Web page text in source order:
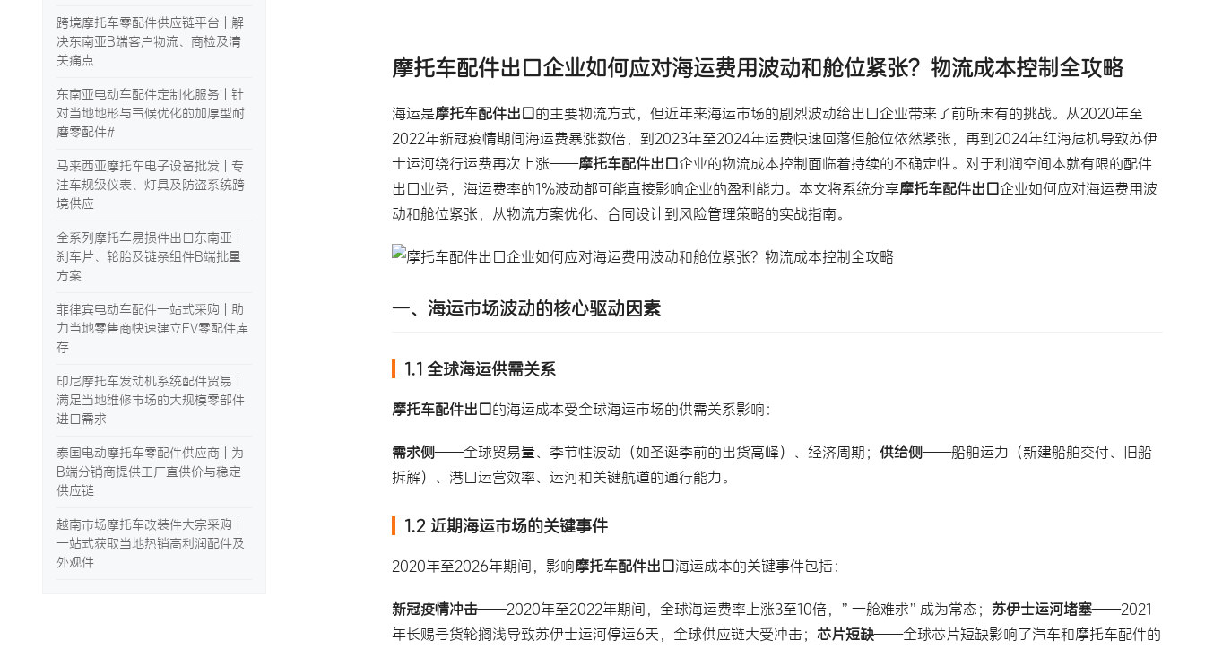
摩托车配件出口企业如何应对海运费用波动和舱位紧张？ 物流成本控制全攻略
海运是摩托车配件出口的主要物流方式，但近年来海运市场的剧烈波动给出口企业带来了前所未有的挑战。从2020年至
2022年新冠疫情期间海运费暴涨数倍，到2023年至2024年运费快速回落但舱位依然紧张，再到2024年红海危机导致苏伊
士运河绕行运费再次上涨——摩托车配件出口企业的物流成本控制面临着持续的不确定性。对于利润空间本就有限的配件
出口业务，海运费率的1%波动都可能直接影响企业的盈利能力。本文将系统分享摩托车配件出口企业如何应对海运费用波
动和舱位紧张，从物流方案优化、合同设计到风险管理策略的实战指南。
一、海运市场波动的核心驱动因素
1.1 全球海运供需关系
摩托车配件出口的海运成本受全球海运市场的供需关系影响：
需求侧——全球贸易量、季节性波动（如圣诞季前的出货高峰）、经济周期； 供给侧——船舶运力（新建船舶交付、旧船
拆解）、港口运营效率、运河和关键航道的通行能力。
1.2 近期海运市场的关键事件
2020年至2026年期间，影响摩托车配件出口海运成本的关键事件包括：
新冠疫情冲击——2020年至2022年期间，全球海运费率上涨3至10倍，”一舱难求”成为常态； 苏伊士运河堵塞——2021
年长赐号货轮搁浅导致苏伊士运河停运6天，全球供应链大受冲击； 芯片短缺——全球芯片短缺影响了汽车和摩托车配件的
跨境摩托车零配件供应链平台 | 解
决东南亚B端客户物流、商检及清
关痛点
东南亚电动车配件定制化服务 | 针
对当地地形与气候优化的加厚型耐
磨零配件#
马来西亚摩托车电子设备批发 | 专
注车规级仪表、灯具及防盗系统跨
境供应
全系列摩托车易损件出口东南亚 |
刹车片、轮胎及链条组件B端批量
方案
菲律宾电动车配件一站式采购 | 助
力当地零售商快速建立EV零配件库
存
印尼摩托车发动机系统配件贸易 |
满足当地维修市场的大规模零部件
进口需求
泰国电动摩托车零配件供应商 | 为
B端分销商提供工厂直供价与稳定
供应链
越南市场摩托车改装件大宗采购 |
一站式获取当地热销高利润配件及
外观件